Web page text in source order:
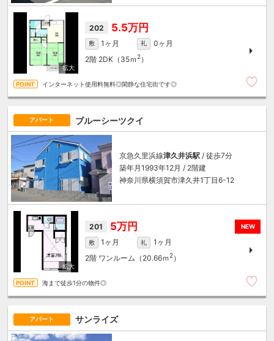
202 5.5万円
敷 1ヶ月 礼
0ヶ月
2階 2DK（35ｍ 2）
インターネット使用料無料◎閑静な住宅街です◎
アパート ブルーシーツクイ
京急久里浜線津久井浜駅 / 徒歩7分
築年月1993年12月 / 2階建
神奈川県横須賀市津久井1丁目6-12
NEW
201 5万円
敷 1ヶ月 礼
1ヶ月
2階 ワンルーム（20.66ｍ 2）
海まで徒歩1分の物件◎
アパート サンライズ